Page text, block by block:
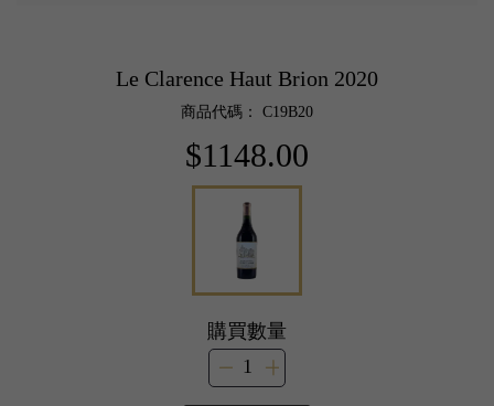
Le Clarence Haut Brion 2020
商品代碼： C19B20
$1148.00
購買數量